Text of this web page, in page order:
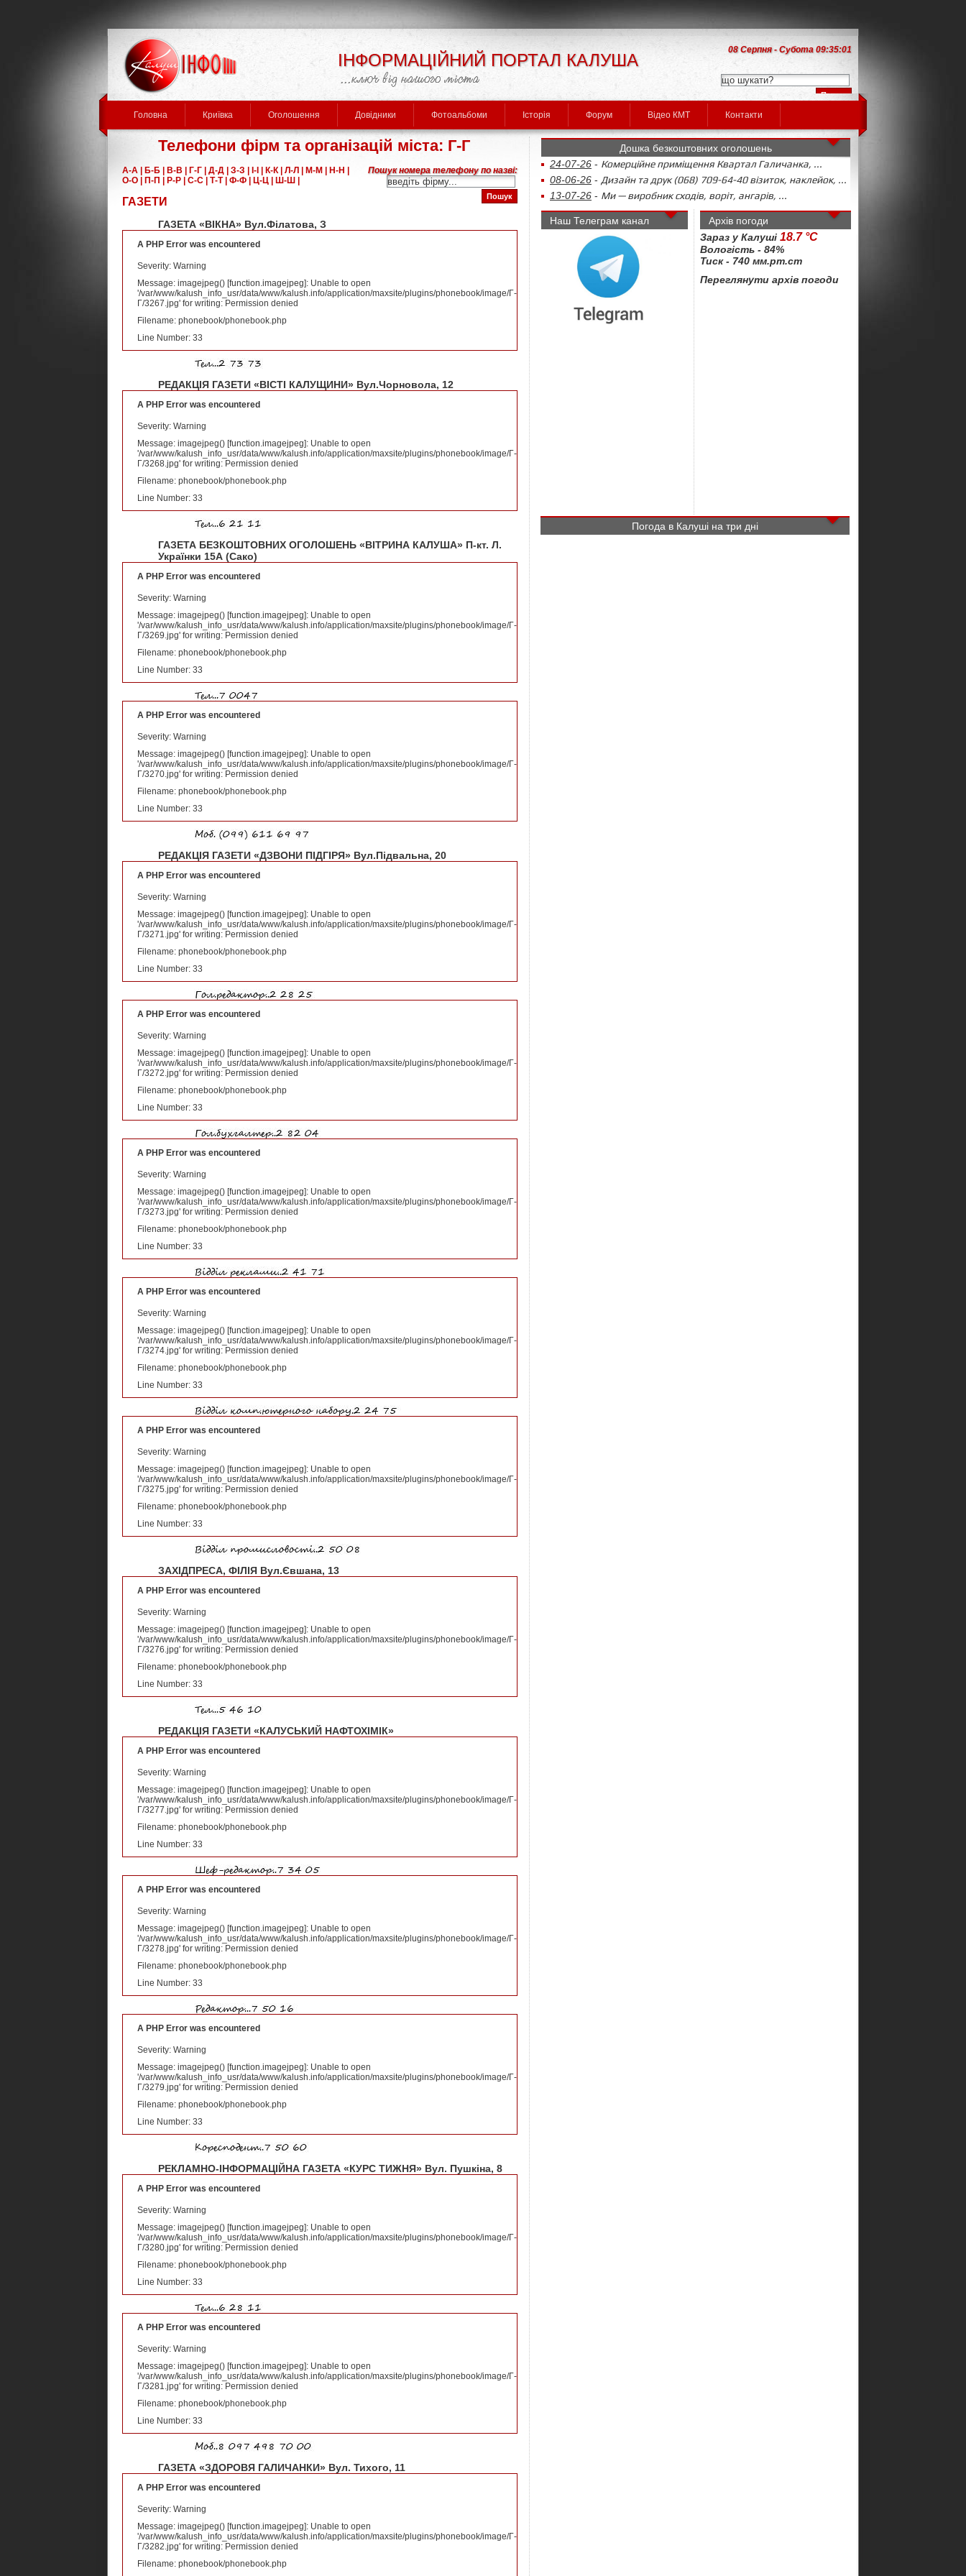
ІНФОРМАЦІЙНИЙ ПОРТАЛ КАЛУША
08 Серпня - Субота 09:35:02
Головна Криївка Оголошення Довідники Фотоальбоми Історія Форум Відео КМТ Контакти
Телефони фірм та організацій міста: Г-Г
Пошук номера телефону по назві:
А-А | Б-Б | В-В | Г-Г | Д-Д | З-З | І-І | К-К | Л-Л | М-М |
Н-Н |
О-О |
П-П | Р-Р | С-С | Т-Т | Ф-Ф | Ц-Ц | Ш-Ш |
ГАЗЕТИ
ГАЗЕТА «ВІКНА» Вул.Філатова, З
A PHP Error was encountered
Severity: Warning
Message: imagejpeg() [function.imagejpeg]: Unable to open
'/var/www/kalush_info_usr/data/www/kalush.info/application/maxsite/plugins/phonebook/image/Г-
Г/3267.jpg' for writing: Permission denied
Filename: phonebook/phonebook.php
Line Number: 33
РЕДАКЦІЯ ГАЗЕТИ «ВІСТІ КАЛУЩИНИ» Вул.Чорновола, 12
A PHP Error was encountered
Severity: Warning
Message: imagejpeg() [function.imagejpeg]: Unable to open
'/var/www/kalush_info_usr/data/www/kalush.info/application/maxsite/plugins/phonebook/image/Г-
Г/3268.jpg' for writing: Permission denied
Filename: phonebook/phonebook.php
Line Number: 33
ГАЗЕТА БЕЗКОШТОВНИХ ОГОЛОШЕНЬ «ВІТРИНА КАЛУША» П-кт. Л.
Українки 15А (Сако)
A PHP Error was encountered
Severity: Warning
Message: imagejpeg() [function.imagejpeg]: Unable to open
'/var/www/kalush_info_usr/data/www/kalush.info/application/maxsite/plugins/phonebook/image/Г-
Г/3269.jpg' for writing: Permission denied
Filename: phonebook/phonebook.php
Line Number: 33
A PHP Error was encountered
Severity: Warning
Message: imagejpeg() [function.imagejpeg]: Unable to open
'/var/www/kalush_info_usr/data/www/kalush.info/application/maxsite/plugins/phonebook/image/Г-
Г/3270.jpg' for writing: Permission denied
Filename: phonebook/phonebook.php
Line Number: 33
РЕДАКЦІЯ ГАЗЕТИ «ДЗВОНИ ПІДГІРЯ» Вул.Підвальна, 20
A PHP Error was encountered
Severity: Warning
Message: imagejpeg() [function.imagejpeg]: Unable to open
'/var/www/kalush_info_usr/data/www/kalush.info/application/maxsite/plugins/phonebook/image/Г-
Г/3271.jpg' for writing: Permission denied
Filename: phonebook/phonebook.php
Line Number: 33
A PHP Error was encountered
Severity: Warning
Message: imagejpeg() [function.imagejpeg]: Unable to open
'/var/www/kalush_info_usr/data/www/kalush.info/application/maxsite/plugins/phonebook/image/Г-
Г/3272.jpg' for writing: Permission denied
Filename: phonebook/phonebook.php
Line Number: 33
A PHP Error was encountered
Severity: Warning
Message: imagejpeg() [function.imagejpeg]: Unable to open
'/var/www/kalush_info_usr/data/www/kalush.info/application/maxsite/plugins/phonebook/image/Г-
Г/3273.jpg' for writing: Permission denied
Filename: phonebook/phonebook.php
Line Number: 33
A PHP Error was encountered
Severity: Warning
Message: imagejpeg() [function.imagejpeg]: Unable to open
'/var/www/kalush_info_usr/data/www/kalush.info/application/maxsite/plugins/phonebook/image/Г-
Г/3274.jpg' for writing: Permission denied
Filename: phonebook/phonebook.php
Line Number: 33
A PHP Error was encountered
Severity: Warning
Message: imagejpeg() [function.imagejpeg]: Unable to open
'/var/www/kalush_info_usr/data/www/kalush.info/application/maxsite/plugins/phonebook/image/Г-
Г/3275.jpg' for writing: Permission denied
Filename: phonebook/phonebook.php
Line Number: 33
ЗАХІДПРЕСА, ФІЛІЯ Вул.Євшана, 13
A PHP Error was encountered
Severity: Warning
Message: imagejpeg() [function.imagejpeg]: Unable to open
'/var/www/kalush_info_usr/data/www/kalush.info/application/maxsite/plugins/phonebook/image/Г-
Г/3276.jpg' for writing: Permission denied
Filename: phonebook/phonebook.php
Line Number: 33
РЕДАКЦІЯ ГАЗЕТИ «КАЛУСЬКИЙ НАФТОХІМІК»
A PHP Error was encountered
Severity: Warning
Message: imagejpeg() [function.imagejpeg]: Unable to open
'/var/www/kalush_info_usr/data/www/kalush.info/application/maxsite/plugins/phonebook/image/Г-
Г/3277.jpg' for writing: Permission denied
Filename: phonebook/phonebook.php
Line Number: 33
A PHP Error was encountered
Severity: Warning
Message: imagejpeg() [function.imagejpeg]: Unable to open
'/var/www/kalush_info_usr/data/www/kalush.info/application/maxsite/plugins/phonebook/image/Г-
Г/3278.jpg' for writing: Permission denied
Filename: phonebook/phonebook.php
Line Number: 33
A PHP Error was encountered
Severity: Warning
Message: imagejpeg() [function.imagejpeg]: Unable to open
'/var/www/kalush_info_usr/data/www/kalush.info/application/maxsite/plugins/phonebook/image/Г-
Г/3279.jpg' for writing: Permission denied
Filename: phonebook/phonebook.php
Line Number: 33
РЕКЛАМНО-ІНФОРМАЦІЙНА ГАЗЕТА «КУРС ТИЖНЯ» Вул. Пушкіна, 8
A PHP Error was encountered
Severity: Warning
Message: imagejpeg() [function.imagejpeg]: Unable to open
'/var/www/kalush_info_usr/data/www/kalush.info/application/maxsite/plugins/phonebook/image/Г-
Г/3280.jpg' for writing: Permission denied
Filename: phonebook/phonebook.php
Line Number: 33
A PHP Error was encountered
Severity: Warning
Message: imagejpeg() [function.imagejpeg]: Unable to open
'/var/www/kalush_info_usr/data/www/kalush.info/application/maxsite/plugins/phonebook/image/Г-
Г/3281.jpg' for writing: Permission denied
Filename: phonebook/phonebook.php
Line Number: 33
ГАЗЕТА «ЗДОРОВЯ ГАЛИЧАНКИ» Вул. Тихого, 11
A PHP Error was encountered
Severity: Warning
Message: imagejpeg() [function.imagejpeg]: Unable to open
'/var/www/kalush_info_usr/data/www/kalush.info/application/maxsite/plugins/phonebook/image/Г-
Г/3282.jpg' for writing: Permission denied
Filename: phonebook/phonebook.php
Дошка безкоштовних оголошень
24-07-26 - Комерційне приміщення Квартал Галичанка, ...
08-06-26 - Дизайн та друк (068) 709-64-40 візиток, наклейок, ...
13-07-26 - Ми — виробник сходів, воріт, ангарів, ...
Наш Телеграм канал
Архів погоди
Зараз у Калуші 18.7 °C
Вологість - 84%
Тиск - 740 мм.рт.ст
Переглянути архів погоди
Погода в Калуші на три дні